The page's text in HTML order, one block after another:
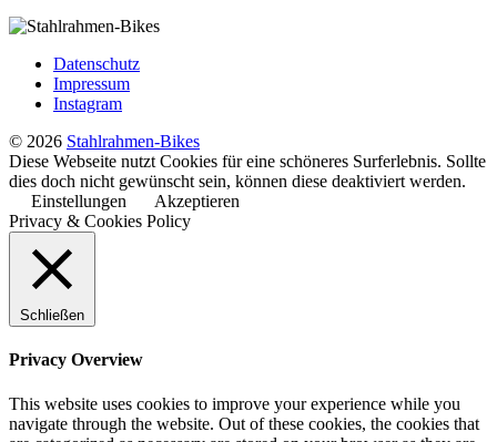
Datenschutz
Impressum
Instagram
© 2026 Stahlrahmen-Bikes
Diese Webseite nutzt Cookies für eine schöneres Surferlebnis. Sollte
dies doch nicht gewünscht sein, können diese deaktiviert werden.
Einstellungen
Akzeptieren
Privacy & Cookies Policy
Schließen
Privacy Overview
This website uses cookies to improve your experience while you
navigate through the website. Out of these cookies, the cookies that